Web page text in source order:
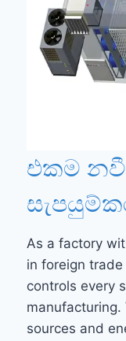
එකම
As a factory
in foreign
controls every
sources and